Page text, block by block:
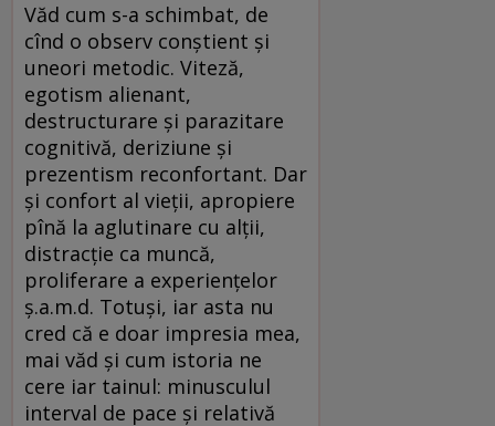
Văd cum s-a schimbat, de
cînd o observ conștient și
uneori metodic. Viteză,
egotism alienant,
destructurare și parazitare
cognitivă, deriziune și
prezentism reconfortant. Dar
și confort al vieții, apropiere
pînă la aglutinare cu alții,
distracție ca muncă,
proliferare a experiențelor
ș.a.m.d. Totuși, iar asta nu
cred că e doar impresia mea,
mai văd și cum istoria ne
cere iar tainul: minusculul
interval de pace și relativă